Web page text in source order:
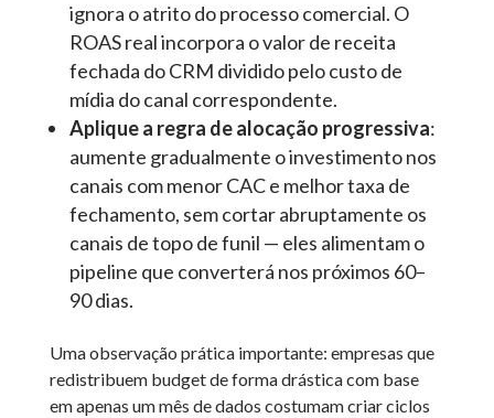
ignora o atrito do processo comercial. O
ROAS real incorpora o valor de receita
fechada do CRM dividido pelo custo de
mídia do canal correspondente.
Aplique a regra de alocação progressiva:
aumente gradualmente o investimento nos
canais com menor CAC e melhor taxa de
fechamento, sem cortar abruptamente os
canais de topo de funil — eles alimentam o
pipeline que converterá nos próximos 60–
90 dias.
Uma observação prática importante: empresas que
redistribuem budget de forma drástica com base
em apenas um mês de dados costumam criar ciclos